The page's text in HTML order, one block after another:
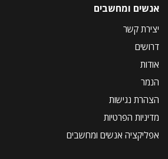
אנשים ומחשבים
יצירת קשר
דרושים
אודות
הנמר
הצהרת נגישות
מדיניות הפרטיות
אפליקציה אנשים ומחשבים